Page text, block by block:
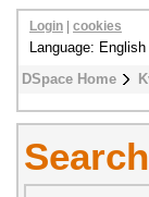
DSpace Home
Login cookies
Language: English
Search